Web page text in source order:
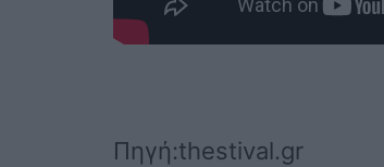
Πηγή:thestival.gr